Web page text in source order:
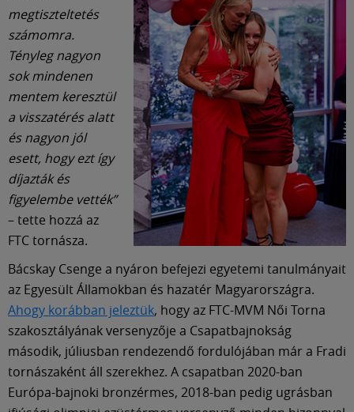
megtiszteltetés
számomra.
Tényleg nagyon
sok mindenen
mentem keresztül
a visszatérés alatt
és nagyon jól
esett, hogy ezt így
díjazták és
figyelembe vették”
– tette hozzá az
FTC tornásza.
Bácskay Csenge a nyáron befejezi egyetemi tanulmányait
az Egyesült Államokban és hazatér Magyarországra.
Ahogy korábban jeleztük, hogy az FTC-MVM Női Torna
szakosztályának versenyzője a Csapatbajnokság
második, júliusban rendezendő fordulójában már a Fradi
tornászaként áll szerekhez. A csapatban 2020-ban
Európa-bajnoki bronzérmes, 2018-ban pedig ugrásban